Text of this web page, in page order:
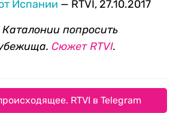
Испании — RTVI, 27.10.2017
попросить
Сюжет RTVI.
RTVI в Telegram